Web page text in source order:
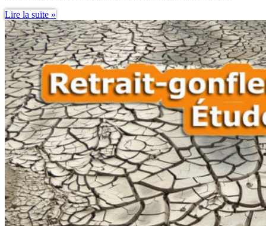
Lire la suite »
non
collectif
–
Propriétaire
:
les
questions…